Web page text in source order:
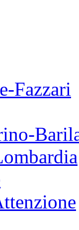
Fazzari